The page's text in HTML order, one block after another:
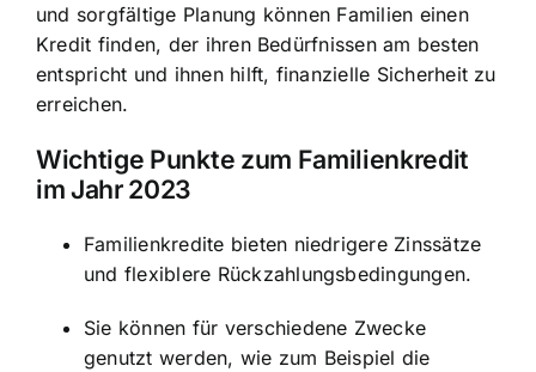
und sorgfältige Planung können Familien einen
Kredit finden, der ihren Bedürfnissen am besten
entspricht und ihnen hilft, finanzielle Sicherheit zu
erreichen.
Wichtige Punkte zum Familienkredit
im Jahr 2023
Familienkredite bieten niedrigere Zinssätze
und flexiblere Rückzahlungsbedingungen.
Sie können für verschiedene Zwecke
genutzt werden, wie zum Beispiel die